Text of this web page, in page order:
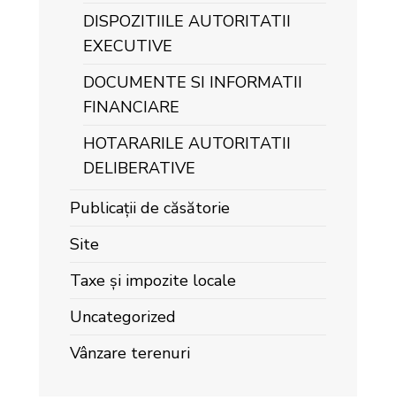
DISPOZITIILE AUTORITATII
EXECUTIVE
DOCUMENTE SI INFORMATII
FINANCIARE
HOTARARILE AUTORITATII
DELIBERATIVE
Publicații de căsătorie
Site
Taxe și impozite locale
Uncategorized
Vânzare terenuri